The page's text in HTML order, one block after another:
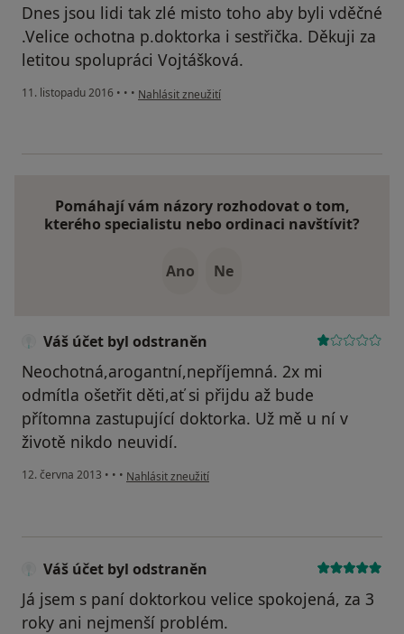
Dnes jsou lidi tak zlé misto toho aby byli vděčné
.Velice ochotna p.doktorka i sestřička. Děkuji za
letitou spolupráci Vojtášková.
11. listopadu 2016 • • • podle názoru uživatele Váš účet byl odstraněn
Nahlásit zneužití
Pomáhají vám názory rozhodovat o tom,
kterého specialistu nebo ordinaci navštívit?
Ano Ne
Váš účet byl odstraněn
Neochotná,arogantní,nepříjemná. 2x mi
odmítla ošetřit děti,ať si přijdu až bude
přítomna zastupující doktorka. Už mě u ní v
životě nikdo neuvidí.
12. června 2013 • • • podle názoru uživatele Váš účet byl odstraněn
Nahlásit zneužití
Váš účet byl odstraněn
Já jsem s paní doktorkou velice spokojená, za 3
roky ani nejmenší problém.